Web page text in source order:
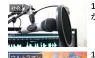
社会